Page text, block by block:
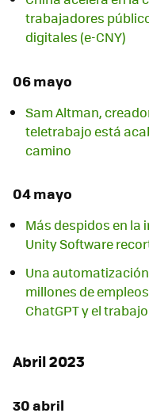
trabajadores
digitales (e-CNY)
06 mayo
Sam Altman,
teletrabajo está
camino
04 mayo
Más despidos en la
Unity Software
Una
millones de
ChatGPT y el trabajo
Abril 2023
30 abril